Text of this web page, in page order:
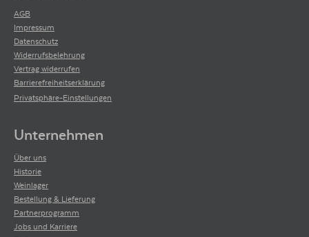
AGB
Impressum
Datenschutz
Widerrufsbelehrung
Vertrag widerrufen
Barrierefreiheitserklärung
Privatsphäre-Einstellungen
Unternehmen
Über uns
Historie
Weinlager
Bestellung & Lieferung
Partnerprogramm
Jobs und Karriere